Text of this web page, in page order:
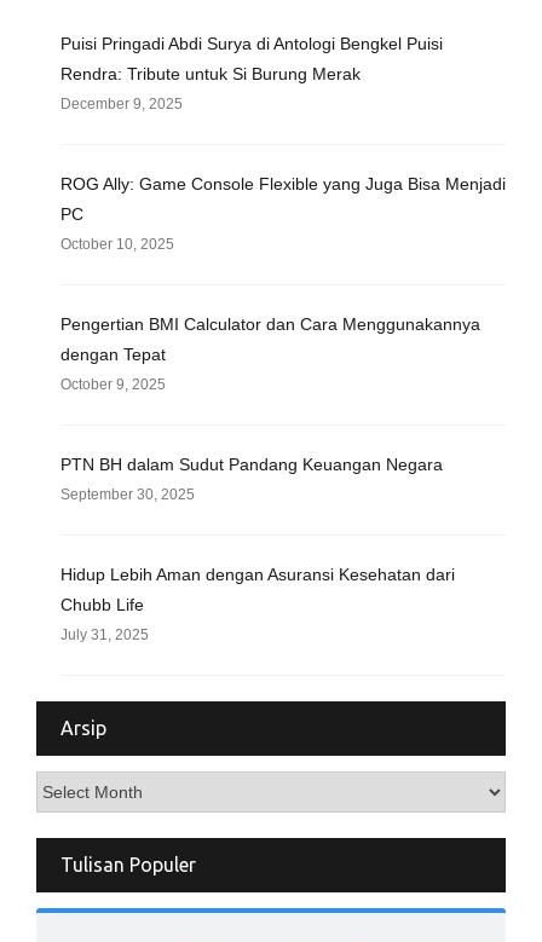
Puisi Pringadi Abdi Surya di Antologi Bengkel Puisi
Rendra: Tribute untuk Si Burung Merak
December 9, 2025
ROG Ally: Game Console Flexible yang Juga Bisa Menjadi
PC
October 10, 2025
Pengertian BMI Calculator dan Cara Menggunakannya
dengan Tepat
October 9, 2025
PTN BH dalam Sudut Pandang Keuangan Negara
September 30, 2025
Hidup Lebih Aman dengan Asuransi Kesehatan dari
Chubb Life
July 31, 2025
Arsip
Arsip
Tulisan Populer